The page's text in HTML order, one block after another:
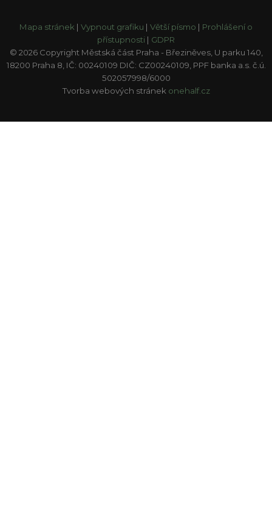
Mapa stránek | Vypnout grafiku | Větší písmo | Prohlášení o
přístupnosti | GDPR
© 2026 Copyright Městská část Praha - Březiněves, U parku 140,
18200 Praha 8, IČ: 00240109 DIČ: CZ00240109, PPF banka a.s. č.ú.
502057998/6000
Tvorba webových stránek onehalf.cz